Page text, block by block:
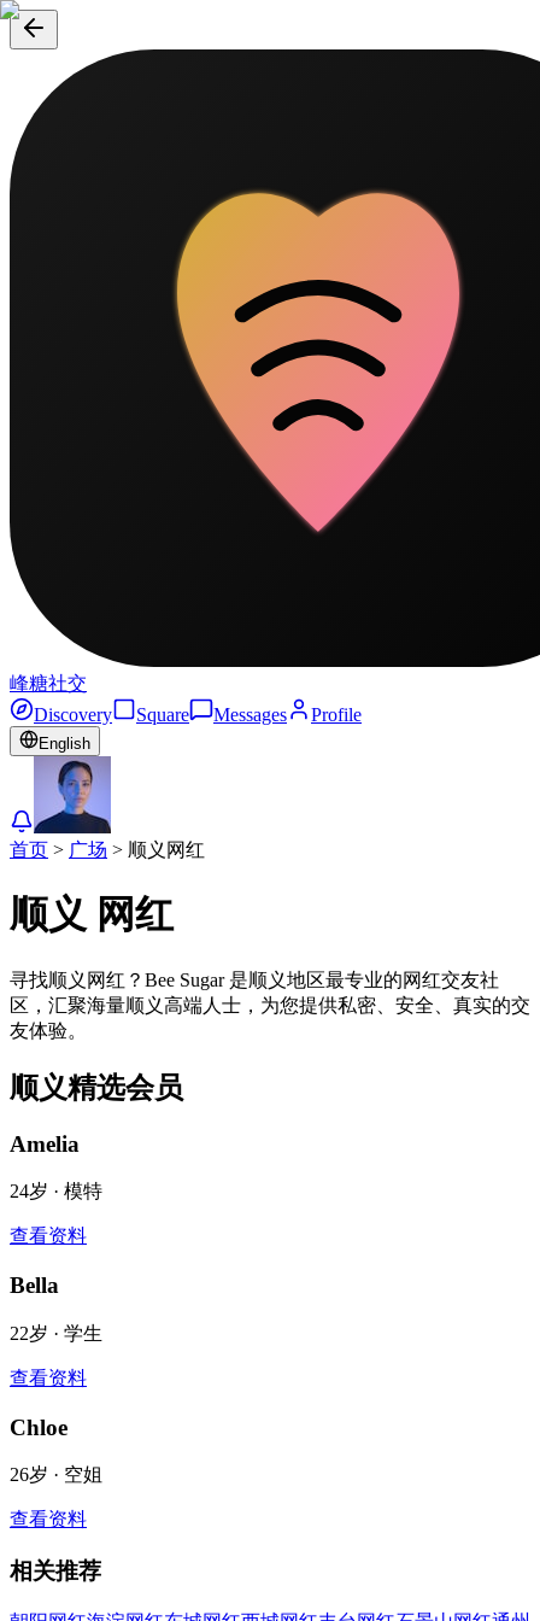
峰糖社交
Discovery
Square Messages Profile
English
首页 > 广场 > 顺义 网红
顺义 网红
寻找顺义网红？Bee Sugar 是顺义地区最专业的网红交友社
区，汇聚海量顺义高端人士，为您提供私密、安全、真实的交
友体验。
顺义精选会员
Amelia
24岁 · 模特
查看资料
Bella
22岁 · 学生
查看资料
Chloe
26岁 · 空姐
查看资料
相关推荐